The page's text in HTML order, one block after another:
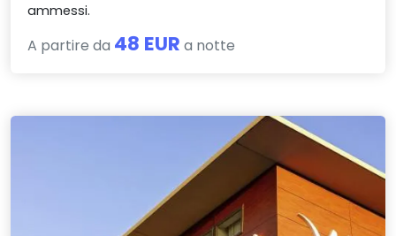
ammessi.
A partire da 48 EUR a notte